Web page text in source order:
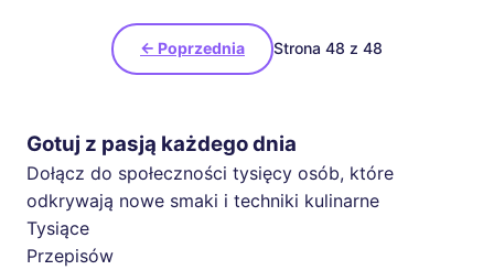
← Poprzednia Strona 48 z 48
Gotuj z pasją każdego dnia
Dołącz do społeczności tysięcy osób, które
odkrywają nowe smaki i techniki kulinarne
Tysiące
Przepisów